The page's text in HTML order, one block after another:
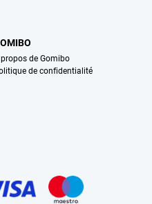
de Gomibo
de confidentialité